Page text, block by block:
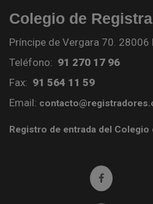
Colegio de
Príncipe de Vergara 70. 28006
Teléfono: 91 270 17 96
Fax: 91 564 11 59
Email:
Registro de entrada del
Ir a